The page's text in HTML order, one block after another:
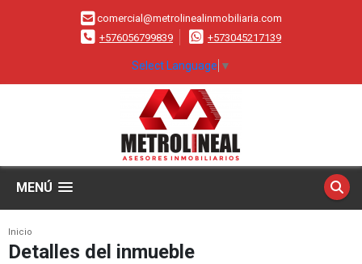
comercial@metrolinealinmobiliaria.com
+576056799839
+573045217139
Select Language ▼
MENÚ
Inicio
Detalles del inmueble